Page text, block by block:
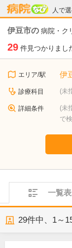
人で
病院な
伊豆市の 病院・ク
29 件見つかりまし
エリア/駅 伊
診療科目 (未
詳細条件
(未
で
一覧
29件中、 1～